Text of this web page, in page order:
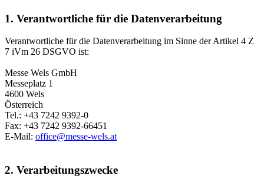
1. Verantwortliche für die Datenverarbeitung
Verantwortliche für die Datenverarbeitung im Sinne der Artikel 4 Z
7 iVm 26 DSGVO ist:
Messe Wels GmbH
Messeplatz 1
4600 Wels
Österreich
Tel.: +43 7242 9392-0
Fax: +43 7242 9392-66451
E-Mail: office@messe-wels.at
2. Verarbeitungszwecke